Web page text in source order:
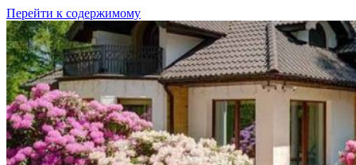
Перейти к содержимому